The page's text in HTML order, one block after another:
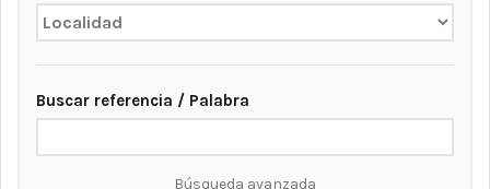
Buscar referencia / Palabra
Búsqueda avanzada